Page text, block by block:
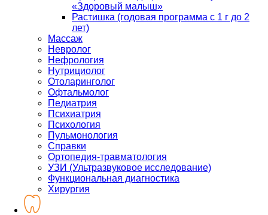
«Здоровый малыш»
Растишка (годовая программа с 1 г до 2
лет)
Массаж
Невролог
Нефрология
Нутрициолог
Отоларинголог
Офтальмолог
Педиатрия
Психиатрия
Психология
Пульмонология
Справки
Ортопедия-травматология
УЗИ (Ультразвуковое исследование)
Функциональная диагностика
Хирургия